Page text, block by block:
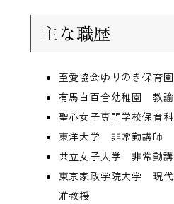
主な職歴
至愛協会ゆりのき保育
有馬白百合幼稚園 教諭
聖心女子専門学校保育
東洋大学 非常勤講師
共立女子大学 非常勤講
東京家政学院大学 現
准教授